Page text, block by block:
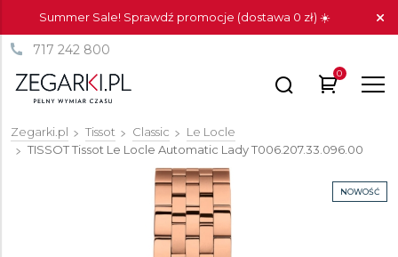
Summer Sale! Sprawdź promocje (dostawa 0 zł) ☀️
717 242 800
0
Zegarki.pl Tissot Classic
Le Locle
TISSOT Tissot Le Locle Automatic LadyT006.207.33.096.00
NOWOŚĆ